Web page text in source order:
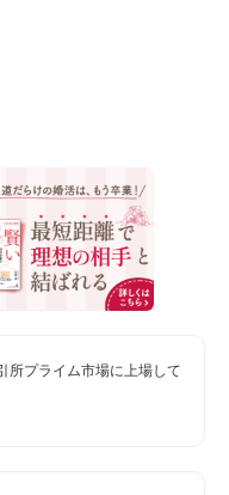
所プライム市場に上場して